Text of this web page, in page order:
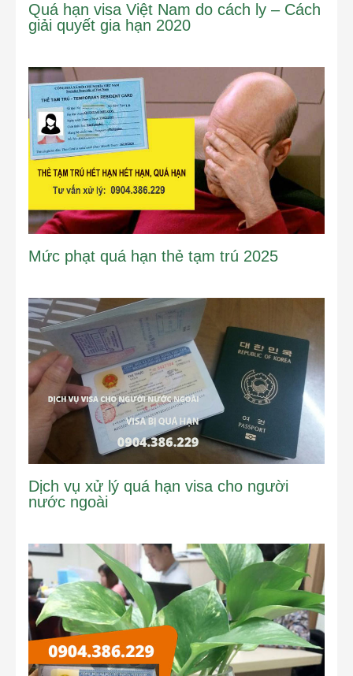
Quá hạn visa Việt Nam do cách ly – Cách
giải quyết gia hạn 2020
Mức phạt quá hạn thẻ tạm trú 2025
Dịch vụ xử lý quá hạn visa cho người
nước ngoài